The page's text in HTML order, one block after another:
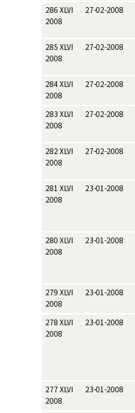
286 XLVI
2008
27-02-2008
285 XLVI
2008
27-02-2008
284 XLVI
2008
27-02-2008
283 XLVI
2008
27-02-2008
282 XLVI
2008
27-02-2008
281 XLVI
2008
23-01-2008
280 XLVI
2008
23-01-2008
279 XLVI
2008
23-01-2008
278 XLVI
2008
23-01-2008
277 XLVI
2008
23-01-2008